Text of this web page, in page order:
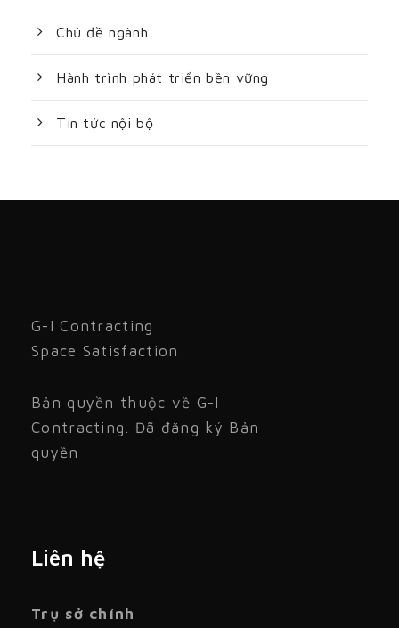
Chủ đề ngành
Hành trình phát triển bền vững
Tin tức nội bộ
G-I Contracting
Space Satisfaction
Bản quyền thuộc về G-I
Contracting. Đã đăng ký Bản
quyền
Liên hệ
Trụ sở chính